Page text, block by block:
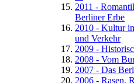
2011 -
Berliner Erbe
2010 - Kultur
und Verkehr
2009 -
2008 - Vom
2007 - Das
2006 - Rasen,